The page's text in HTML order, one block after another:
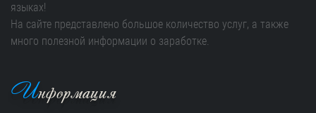
языках!
На сайте представлено большое количество услуг, а также
много полезной информации о заработке.
Информация